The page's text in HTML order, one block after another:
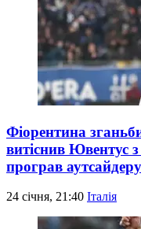
Фіорентина
витіснив Ювентус
програв аутсайдеру
24 січня, 21:40 Італія